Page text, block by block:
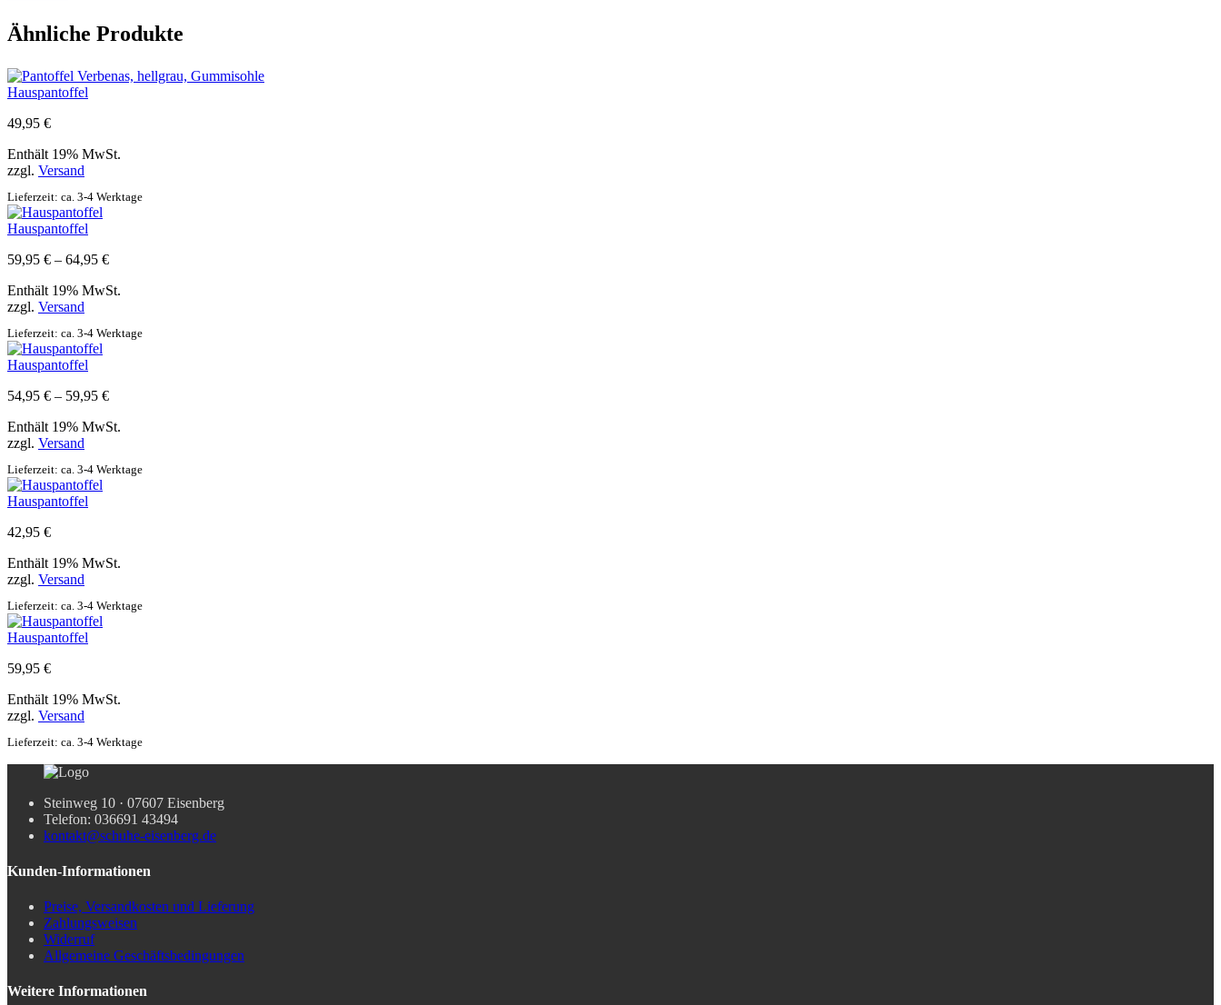
Ähnliche Produkte
Hauspantoffel
49,95 €
Enthält 19% MwSt.
zzgl. Versand
Lieferzeit: ca. 3-4 Werktage
Hauspantoffel
59,95 € – 64,95 €Preisspanne:
bis
Enthält 19% MwSt.
zzgl. Versand
Lieferzeit: ca. 3-4 Werktage
Hauspantoffel
54,95 € – 59,95 €Preisspanne:
bis
Enthält 19% MwSt.
zzgl. Versand
Lieferzeit: ca. 3-4 Werktage
Hauspantoffel
42,95 €
Enthält 19% MwSt.
zzgl. Versand
Lieferzeit: ca. 3-4 Werktage
Hauspantoffel
59,95 €
Enthält 19% MwSt.
zzgl. Versand
Lieferzeit: ca. 3-4 Werktage
Steinweg 10 · 07607 Eisenberg
Telefon: 036691 43494
kontakt@schuhe-eisenberg.de
Kunden-Informationen
Preise, Versandkosten und Lieferung
Zahlungsweisen
Widerruf
Allgemeine Geschäftsbedingungen
Weitere Informationen